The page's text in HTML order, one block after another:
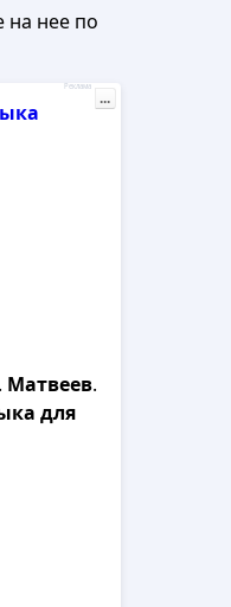
на нее по
Матвеев.
для
Реклама
...